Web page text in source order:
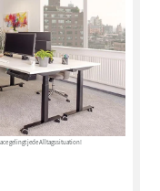
gelingt jede Alltagssituation!